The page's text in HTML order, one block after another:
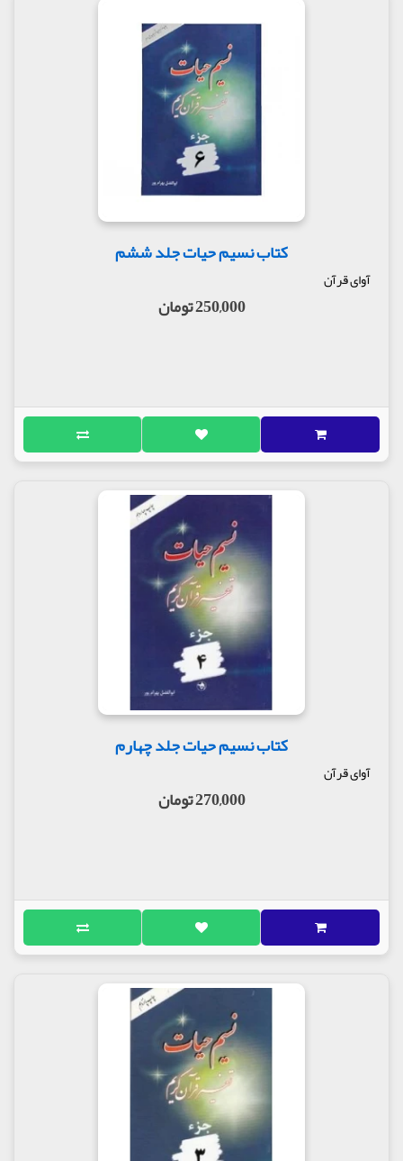
کتاب نسیم حیات جلد ششم
آوای قرآن
250,000 تومان
کتاب نسیم حیات جلد چهارم
آوای قرآن
270,000 تومان